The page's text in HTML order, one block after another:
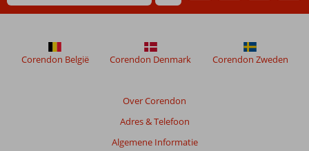
Over Corendon
Adres & Telefoon
Algemene Informatie
Corendon België Corendon Denmark Corendon Zweden